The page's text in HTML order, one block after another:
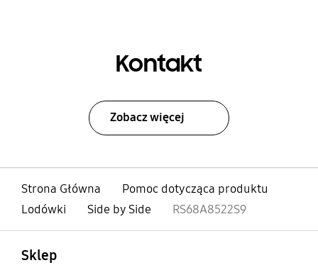
Kontakt
Zobacz więcej
Strona Główna
Pomoc dotycząca produktu
Lodówki
Side by Side RS68A8522S9
Sklep